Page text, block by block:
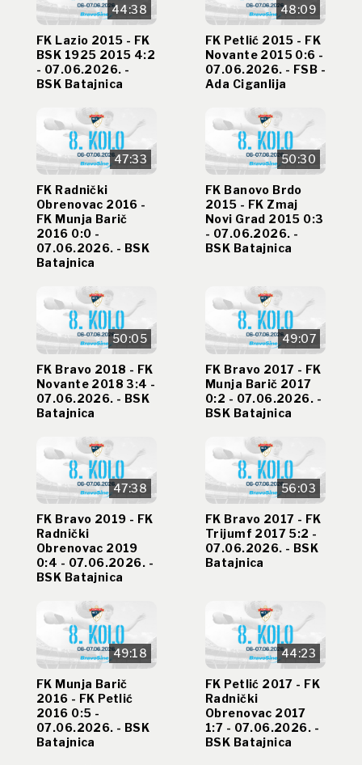
44:38
FK Lazio 2015 - FK
BSK 1925 2015 4:2
- 07.06.2026. -
BSK Batajnica
48:09
FK Petlić 2015 - FK
Novante 2015 0:6 -
07.06.2026. - FSB -
Ada Ciganlija
47:33
FK Radnički
Obrenovac 2016 -
FK Munja Barič
2016 0:0 -
07.06.2026. - BSK
Batajnica
50:30
FK Banovo Brdo
2015 - FK Zmaj
Novi Grad 2015 0:3
- 07.06.2026. -
BSK Batajnica
50:05
FK Bravo 2018 - FK
Novante 2018 3:4 -
07.06.2026. - BSK
Batajnica
49:07
FK Bravo 2017 - FK
Munja Barič 2017
0:2 - 07.06.2026. -
BSK Batajnica
47:38
FK Bravo 2019 - FK
Radnički
Obrenovac 2019
0:4 - 07.06.2026. -
BSK Batajnica
56:03
FK Bravo 2017 - FK
Trijumf 2017 5:2 -
07.06.2026. - BSK
Batajnica
49:18
FK Munja Barič
2016 - FK Petlić
2016 0:5 -
07.06.2026. - BSK
Batajnica
44:23
FK Petlić 2017 - FK
Radnički
Obrenovac 2017
1:7 - 07.06.2026. -
BSK Batajnica